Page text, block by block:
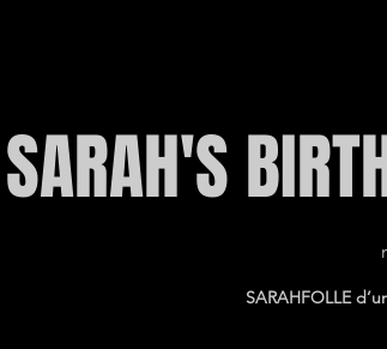
SARAH'S
SARAHFOLLE